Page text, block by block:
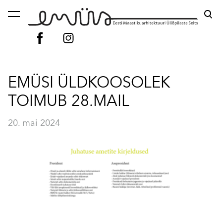
lisati ostukorvi. Vaata ostukorvi
EMÜSI ÜLDKOOSOLEK
TOIMUB 28.MAIL
20. mai 2024